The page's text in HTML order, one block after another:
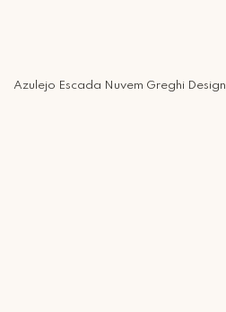
Azulejo Escada Nuvem Greghi Design